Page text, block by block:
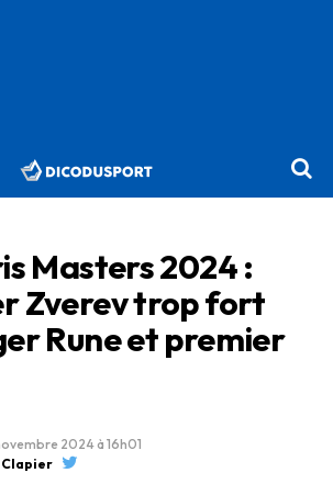
Masters 2024 :
Zverev trop fort
Rune et premier
2024 à 16h01
Clapier